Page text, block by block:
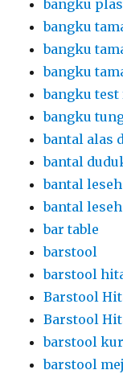
bangku
bangku
bangku
bangku
bangku
bangku
bantal alas
bantal
bantal
bantal
bar table
barstool
barstool
Barstool
Barstool
barstool
barstool